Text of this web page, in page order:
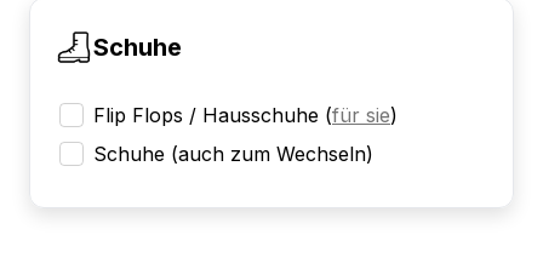
Schuhe
Flip Flops / Hausschuhe (für sie)
Schuhe (auch zum Wechseln)